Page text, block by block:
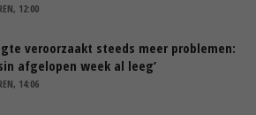
12:00
veroorzaakt steeds meer problemen:
afgelopen week al leeg’
14:06